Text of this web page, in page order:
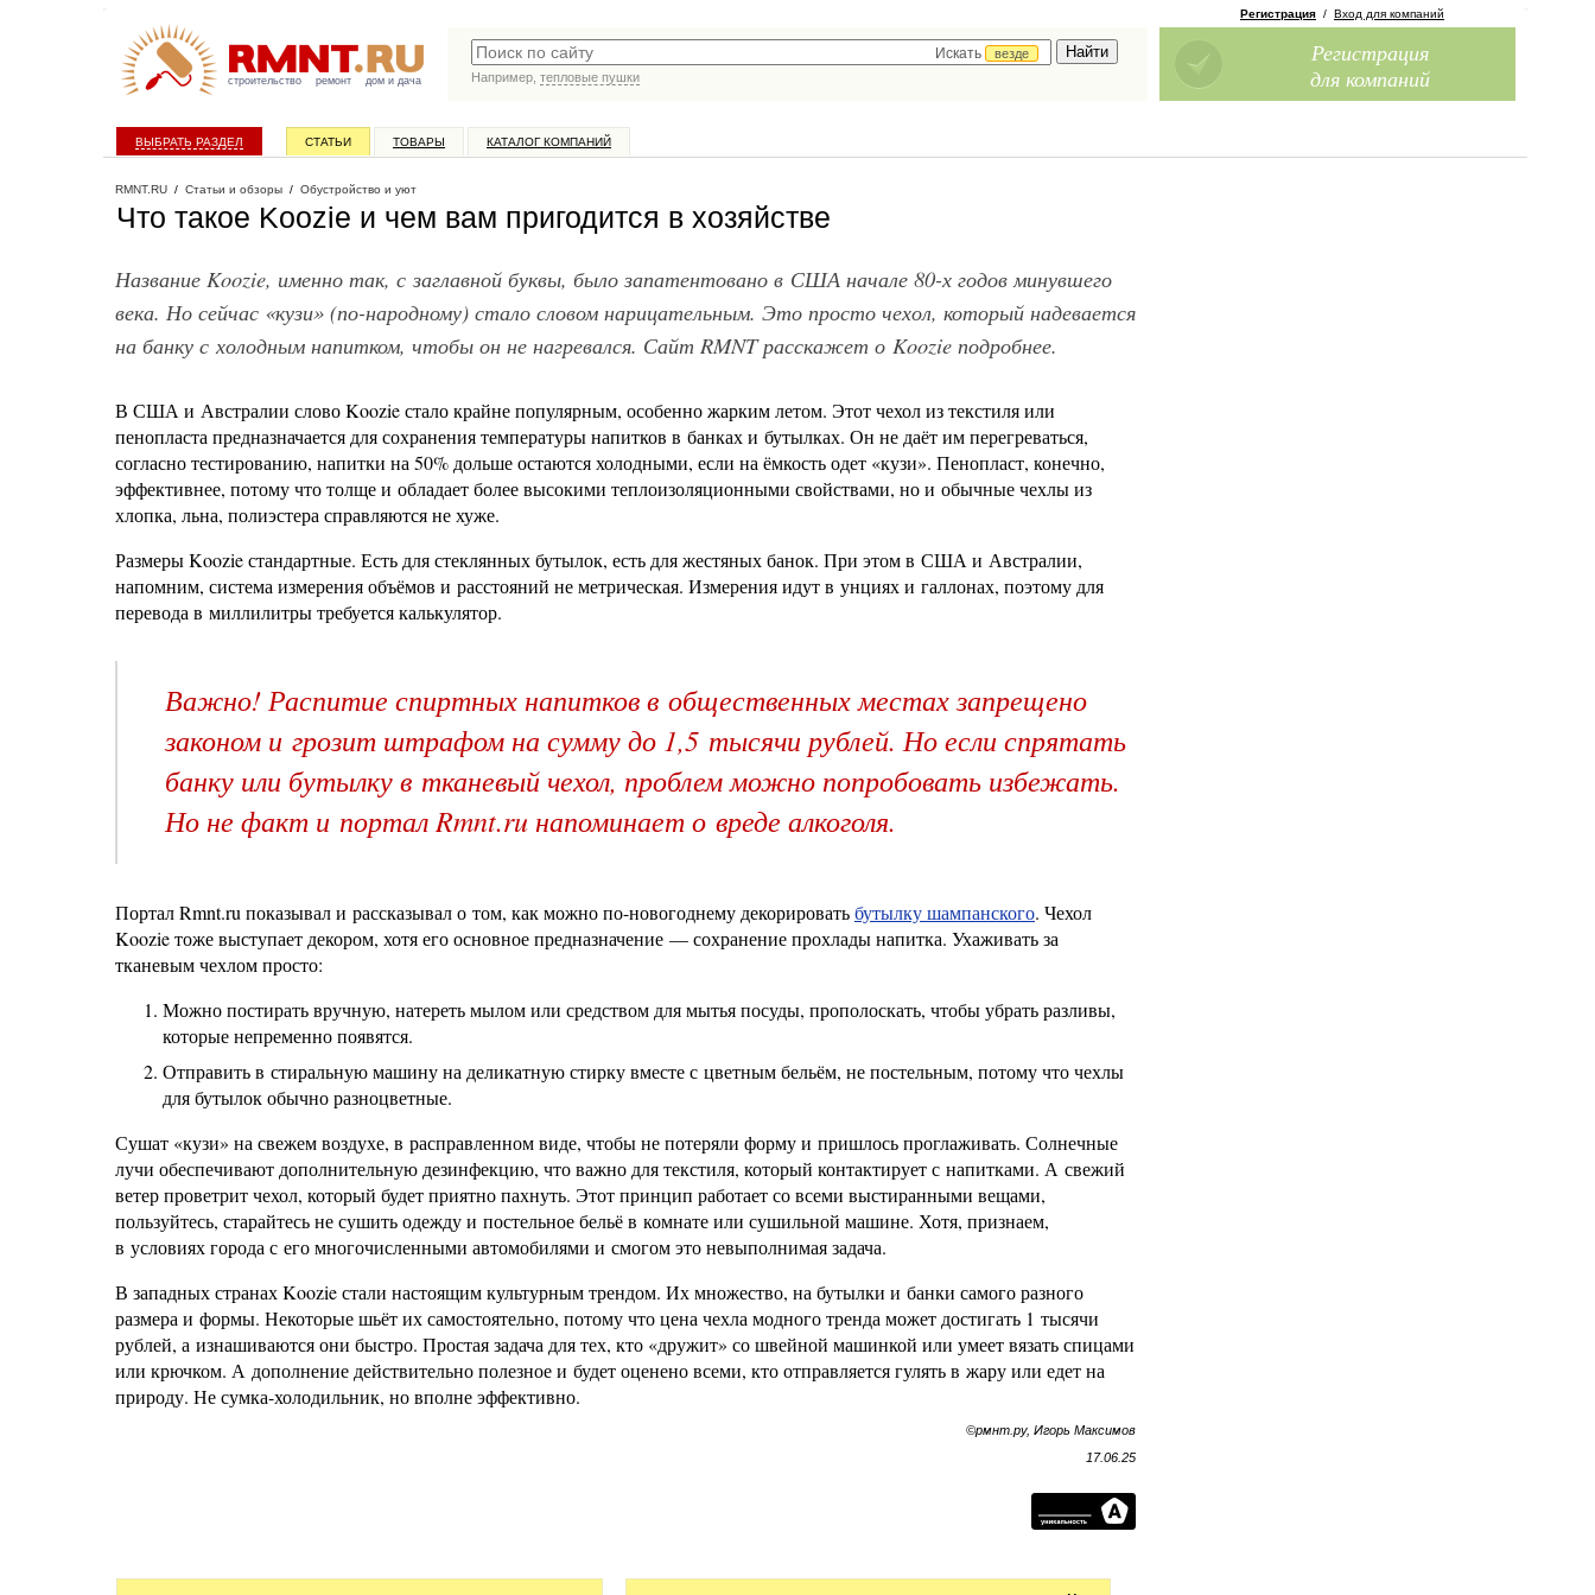
строительство ремонт дом и дача
Искать
везде
Например, тепловые пушки
Регистрация / Вход для компаний
Регистрация
для компаний
ВЫБРАТЬ РАЗДЕЛ СТАТЬИ ТОВАРЫ КАТАЛОГ КОМПАНИЙ
RMNT.RU / Статьи и обзоры / Обустройство и уют
Что такое Koozie и чем вам пригодится в хозяйстве
Название Koozie, именно так, с заглавной буквы, было запатентовано в США начале 80-х годов минувшего
века. Но сейчас «кузи» (по-народному) стало словом нарицательным. Это просто чехол, который надевается
на банку с холодным напитком, чтобы он не нагревался. Сайт RMNT расскажет о Koozie подробнее.
В США и Австралии слово Koozie стало крайне популярным, особенно жарким летом. Этот чехол из текстиля или
пенопласта предназначается для сохранения температуры напитков в банках и бутылках. Он не даёт им перегреваться,
согласно тестированию, напитки на 50% дольше остаются холодными, если на ёмкость одет «кузи». Пенопласт, конечно,
эффективнее, потому что толще и обладает более высокими теплоизоляционными свойствами, но и обычные чехлы из
хлопка, льна, полиэстера справляются не хуже.
Размеры Koozie стандартные. Есть для стеклянных бутылок, есть для жестяных банок. При этом в США и Австралии,
напомним, система измерения объёмов и расстояний не метрическая. Измерения идут в унциях и галлонах, поэтому для
перевода в миллилитры требуется калькулятор.
Важно! Распитие спиртных напитков в общественных местах запрещено
законом и грозит штрафом на сумму до 1,5 тысячи рублей. Но если спрятать
банку или бутылку в тканевый чехол, проблем можно попробовать избежать.
Но не факт и портал Rmnt.ru напоминает о вреде алкоголя.
Портал Rmnt.ru показывал и рассказывал о том, как можно по-новогоднему декорироватьбутылку шампанского. Чехол
Koozie тоже выступает декором, хотя его основное предназначение — сохранение прохлады напитка. Ухаживать за
тканевым чехлом просто:
Можно постирать вручную, натереть мылом или средством для мытья посуды, прополоскать, чтобы убрать разливы,
которые непременно появятся.
Отправить в стиральную машину на деликатную стирку вместе с цветным бельём, не постельным, потому что чехлы
для бутылок обычно разноцветные.
Сушат «кузи» на свежем воздухе, в расправленном виде, чтобы не потеряли форму и пришлось проглаживать. Солнечные
лучи обеспечивают дополнительную дезинфекцию, что важно для текстиля, который контактирует с напитками. А свежий
ветер проветрит чехол, который будет приятно пахнуть. Этот принцип работает со всеми выстиранными вещами,
пользуйтесь, старайтесь не сушить одежду и постельное бельё в комнате или сушильной машине. Хотя, признаем,
в условиях города с его многочисленными автомобилями и смогом это невыполнимая задача.
В западных странах Koozie стали настоящим культурным трендом. Их множество, на бутылки и банки самого разного
размера и формы. Некоторые шьёт их самостоятельно, потому что цена чехла модного тренда может достигать 1 тысячи
рублей, а изнашиваются они быстро. Простая задача для тех, кто «дружит» со швейной машинкой или умеет вязать спицами
или крючком. А дополнение действительно полезное и будет оценено всеми, кто отправляется гулять в жару или едет на
природу. Не сумка-холодильник, но вполне эффективно.
©рмнт.ру, Игорь Максимов
17.06.25